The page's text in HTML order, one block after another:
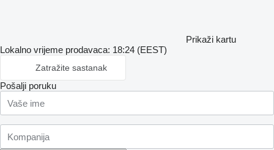
Prikaži kartu
Lokalno vrijeme prodavaca: 18:24 (EEST)
Zatražite sastanak
Pošalji poruku